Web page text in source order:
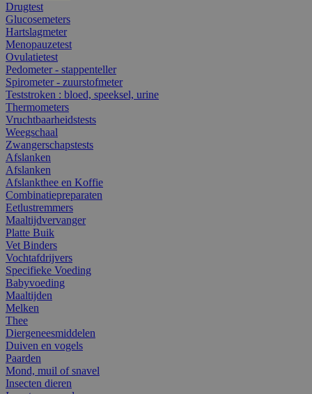
Drugtest
Glucosemeters
Hartslagmeter
Menopauzetest
Ovulatietest
Pedometer - stappenteller
Spirometer - zuurstofmeter
Teststroken : bloed, speeksel, urine
Thermometers
Vruchtbaarheidstests
Weegschaal
Zwangerschapstests
Afslanken
Afslanken
Afslankthee en Koffie
Combinatiepreparaten
Eetlustremmers
Maaltijdvervanger
Platte Buik
Vet Binders
Vochtafdrijvers
Specifieke Voeding
Babyvoeding
Maaltijden
Melken
Thee
Diergeneesmiddelen
Duiven en vogels
Paarden
Mond, muil of snavel
Insecten dieren